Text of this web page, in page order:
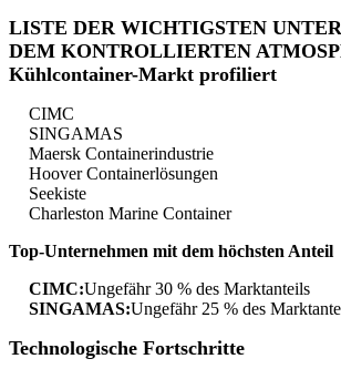
LISTE DER WICHTIGSTEN
DEM KONTROLLIERTEN
Kühlcontainer-Markt profiliert
CIMC
SINGAMAS
Maersk Containerindustrie
Hoover Containerlösungen
Seekiste
Charleston Marine Container
Top-Unternehmen mit dem höchsten Anteil
CIMC:Ungefähr 30 % des Marktanteils
SINGAMAS:Ungefähr 25 % des
Technologische Fortschritte